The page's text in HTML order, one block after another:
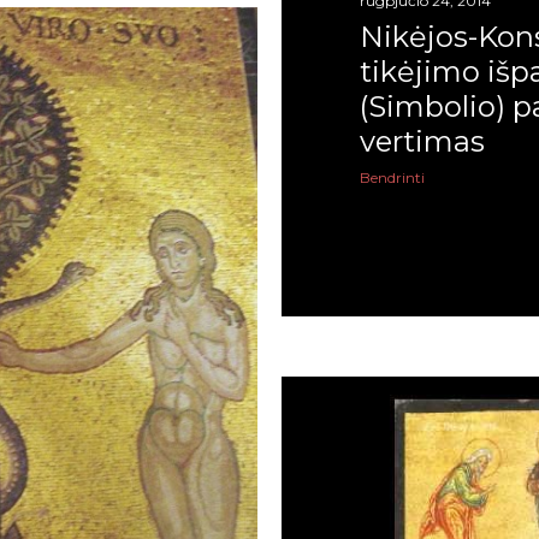
Nikėjos-
tikėjimo
(Simbolio)
vertimas
Bendrinti